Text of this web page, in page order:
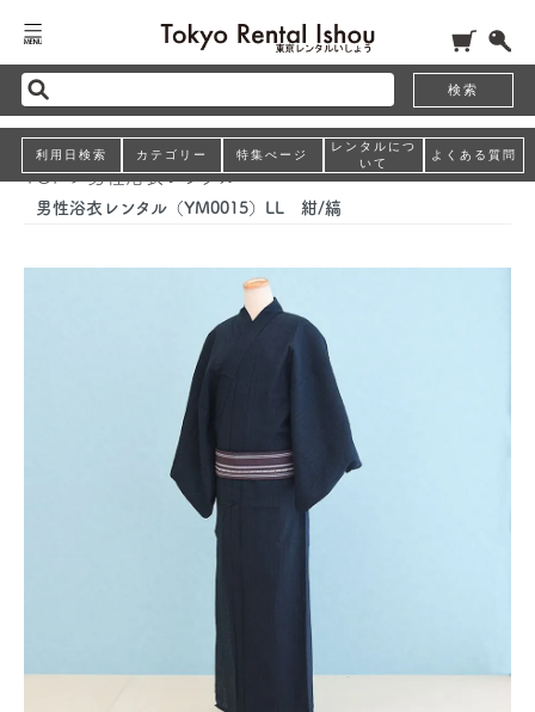
検索
利用日検索 カテゴリー 特集ぺージ
レンタルにつ
いて
よくある質問
TOP>男性浴衣レンタル
男性浴衣レンタル（YM0015）LL 紺/縞